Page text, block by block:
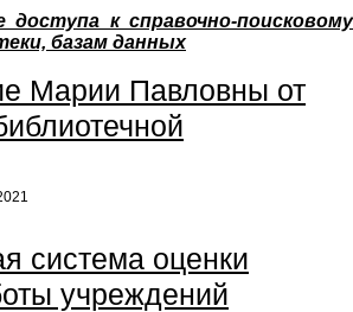
доступа к справочно-поисковому
базам данных
Марии Павловны от
система оценки
учреждений